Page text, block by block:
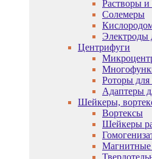
Растворы и
Солемеры
Электроды
Центрифуги
Роторы
Адаптеры
Шейкеры,
Вортексы
Шейкеры
Магнитные